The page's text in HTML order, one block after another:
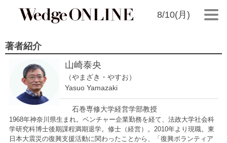
8/10(月)
著者紹介
山崎泰央
（やまざき・やすお）
Yasuo Yamazaki
石巻専修大学経営学部教授
1968年神奈川県生まれ。ベンチャー企業勤務を経て、法政大学社会科
学研究科博士後期課程満期退学。修士（経営）。2010年より現職。東
日本大震災の復興支援活動に関わったことから、「復興ボランティア